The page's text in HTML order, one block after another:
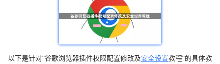
以下是针对“谷歌浏览器插件权限配置修改及安全设置教程”的具体教